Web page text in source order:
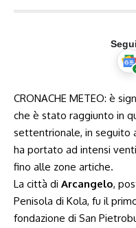
CRONACHE METEO: è
che è stato raggiunto in
settentrionale, in seguito
ha portato ad intensi
fino alle zone artiche.
La città di Arcangelo,
Penisola di Kola, fu il
fondazione di San